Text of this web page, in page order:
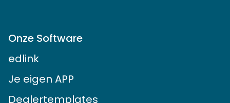
Onze Software
edlink
Je eigen APP
Dealertemplates